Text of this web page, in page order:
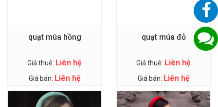
quạt múa hồng
Giá thuê: Liên hệ
Giá bán: Liên hệ
quạt múa đỏ
Giá thuê: Liên hệ
Giá bán: Liên hệ